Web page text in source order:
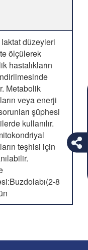
düzeyleri
ölçülerek
hastalıkların
Metabolik
veya enerji
şüphesi
kullanılır.
teşhisi için
8